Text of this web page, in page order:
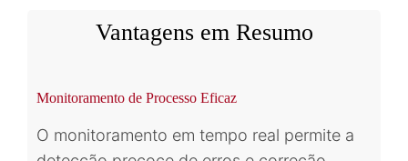
Vantagens em Resumo
Monitoramento de Processo Eficaz
O monitoramento em tempo real permite a